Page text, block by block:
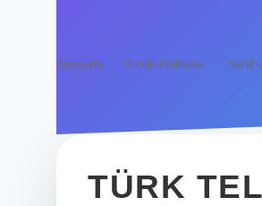
Anasayfa Gizlilik Politikası Yasal
TÜRK